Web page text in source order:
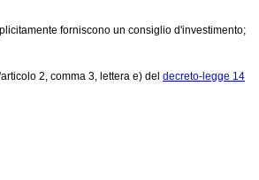
forniscono un consiglio d'investimento;
2, comma 3, lettera e) del decreto-legge 14